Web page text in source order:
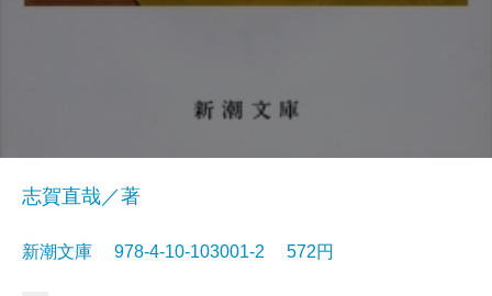
志賀直哉／著
新潮文庫 978-4-10-103001-2 572円